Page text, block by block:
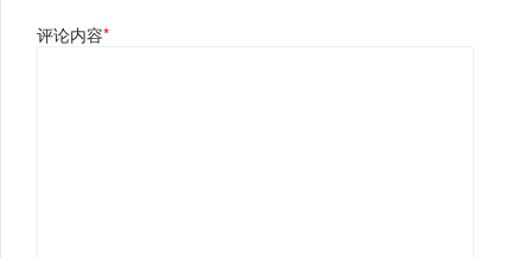
评论内容*